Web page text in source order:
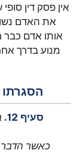
את האדם
אותו אדם כבר
מנוע בדרך
סעיף 12.